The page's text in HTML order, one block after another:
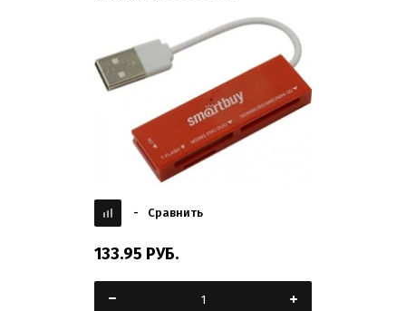
- Сравнить
133.95 РУБ.